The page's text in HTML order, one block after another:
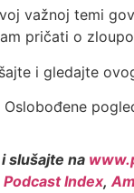
važnoj temi
pričati o
i gledajte
Oslobođene
slušajte na
Podcast Index,